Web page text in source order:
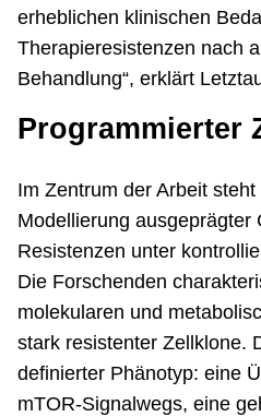
erheblichen klinischen
Therapieresistenzen nach
Behandlung“, erklärt
Programmierter
Im Zentrum der Arbeit
Modellierung ausgeprägter
Resistenzen unter
Die Forschenden
molekularen und
stark resistenter Zellklone.
definierter Phänotyp: eine
mTOR-Signalwegs, eine